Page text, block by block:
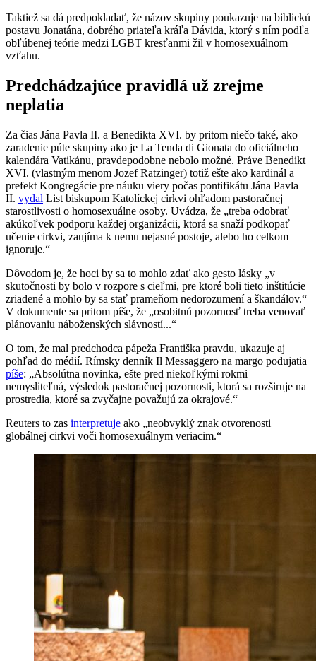
Taktiež sa dá predpokladať, že názov skupiny poukazuje na biblickú
postavu Jonatána, dobrého priateľa kráľa Dávida, ktorý s ním podľa
obľúbenej teórie medzi LGBT kresťanmi žil v homosexuálnom
vzťahu.
Predchádzajúce pravidlá už zrejme
neplatia
Za čias Jána Pavla II. a Benedikta XVI. by pritom niečo také, ako
zaradenie púte skupiny ako je La Tenda di Gionata do oficiálneho
kalendára Vatikánu, pravdepodobne nebolo možné. Práve Benedikt
XVI. (vlastným menom Jozef Ratzinger) totiž ešte ako kardinál a
prefekt Kongregácie pre náuku viery počas pontifikátu Jána Pavla
II. vydal List biskupom Katolíckej cirkvi ohľadom pastoračnej
starostlivosti o homosexuálne osoby. Uvádza, že „treba odobrať
akúkoľvek podporu každej organizácii, ktorá sa snaží podkopať
učenie cirkvi, zaujíma k nemu nejasné postoje, alebo ho celkom
ignoruje.“
Dôvodom je, že hoci by sa to mohlo zdať ako gesto lásky „v
skutočnosti by bolo v rozpore s cieľmi, pre ktoré boli tieto inštitúcie
zriadené a mohlo by sa stať prameňom nedorozumení a škandálov.“
V dokumente sa pritom píše, že „osobitnú pozornosť treba venovať
plánovaniu náboženských slávností...“
O tom, že mal predchodca pápeža Františka pravdu, ukazuje aj
pohľad do médií. Rímsky denník Il Messaggero na margo podujatia
píše: „Absolútna novinka, ešte pred niekoľkými rokmi
nemysliteľná, výsledok pastoračnej pozornosti, ktorá sa rozširuje na
prostredia, ktoré sa zvyčajne považujú za okrajové.“
Reuters to zas interpretuje ako „neobvyklý znak otvorenosti
globálnej cirkvi voči homosexuálnym veriacim.“